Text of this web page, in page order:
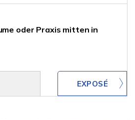
oder Praxis mitten in